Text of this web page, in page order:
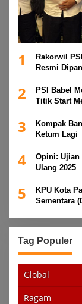
1
Rakorwil
Resmi
2
PSI Babel
Titik Start
3
Kompak
Ketum Lagi
4
Opini: Ujian
Ulang 2025
5
KPU Kota
Sementara
Tag Populer
Global
Ragam